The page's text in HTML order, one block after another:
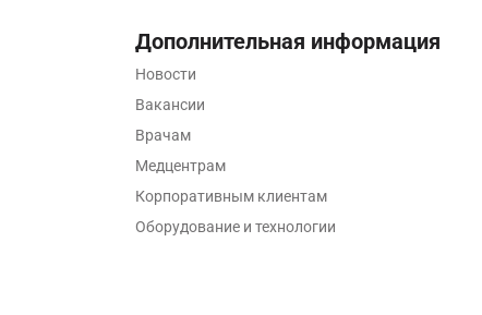
Дополнительная информация
Новости
Вакансии
Врачам
Медцентрам
Корпоративным клиентам
Оборудование и технологии